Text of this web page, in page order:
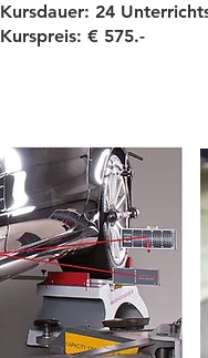
Kursdauer: 24
Kurspreis: € 575.-